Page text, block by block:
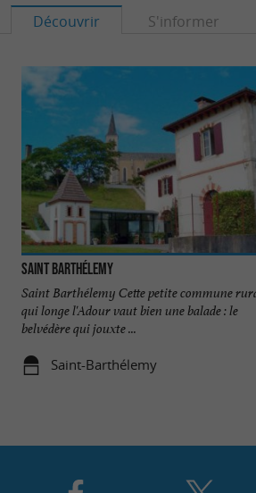
Découvrir S'informer
Saint Barthélemy
Saint Barthélemy Cette petite commune
qui longe l'Adour vaut bien une balade : le
belvédère qui jouxte ...
Saint-Barthélemy